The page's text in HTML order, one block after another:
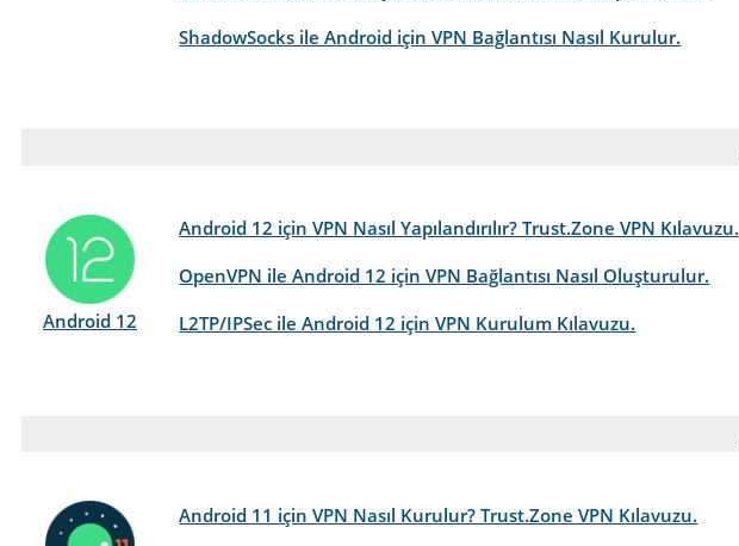
ShadowSocks ile Android için VPN Bağlantısı Nasıl Kurulur.
Android 12
Android 12 için VPN Nasıl Yapılandırılır? Trust.Zone VPN Kılavuzu.
OpenVPN ile Android 12 için VPN Bağlantısı Nasıl Oluşturulur.
L2TP/IPSec ile Android 12 için VPN Kurulum Kılavuzu.
Android 11 için VPN Nasıl Kurulur? Trust.Zone VPN Kılavuzu.